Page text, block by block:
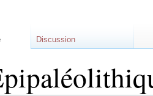
Discussion